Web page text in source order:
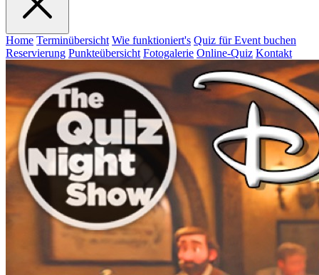
Home Terminübersicht Wie funktioniert's Quiz für Event buchen
Reservierung Punkteübersicht Fotogalerie Online-Quiz Kontakt